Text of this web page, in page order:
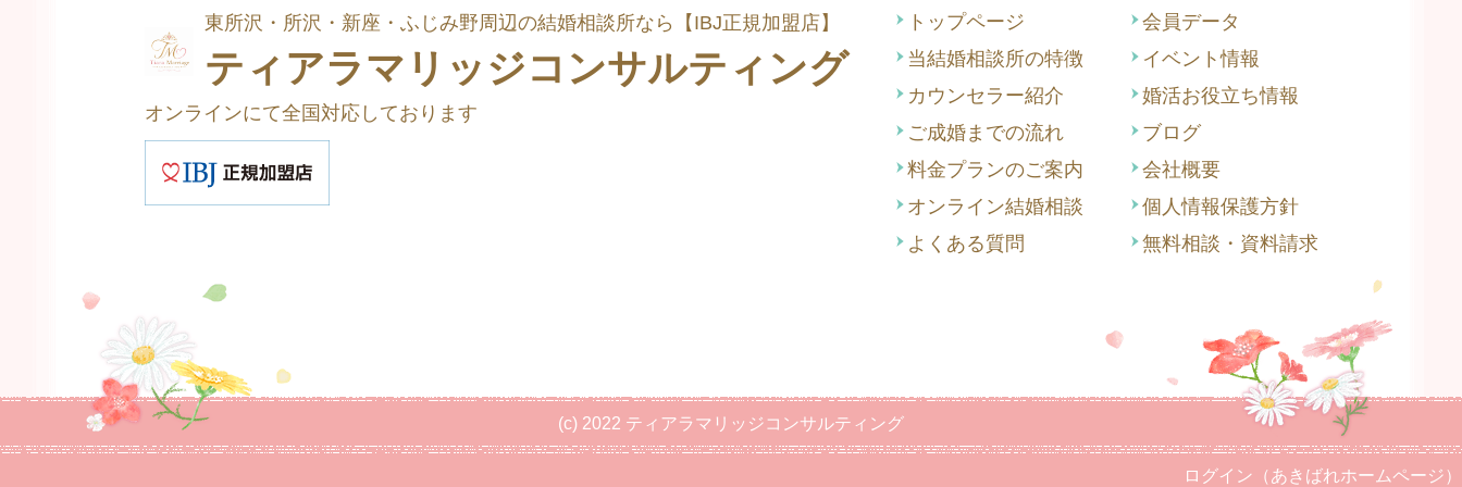
東所沢・所沢・新座・ふじみ野周辺の結婚相談所なら【IBJ正規加盟店】
ティアラマリッジコンサルティング
オンラインにて全国対応しております
トップページ
当結婚相談所の特徴
カウンセラー紹介
ご成婚までの流れ
料金プランのご案内
オンライン結婚相談
よくある質問
会員データ
イベント情報
婚活お役立ち情報
ブログ
会社概要
個人情報保護方針
無料相談・資料請求
(c) 2022 ティアラマリッジコンサルティング
ログイン（あきばれホームページ）